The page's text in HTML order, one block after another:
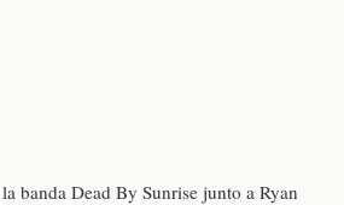
banda Dead By Sunrise junto a Ryan